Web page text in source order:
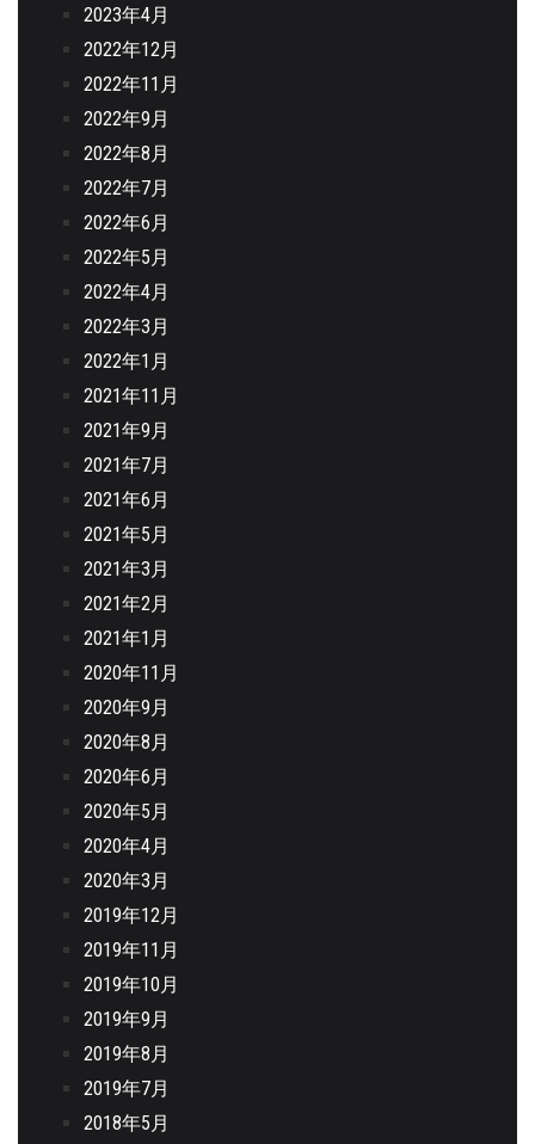
2023年4月
2022年12月
2022年11月
2022年9月
2022年8月
2022年7月
2022年6月
2022年5月
2022年4月
2022年3月
2022年1月
2021年11月
2021年9月
2021年7月
2021年6月
2021年5月
2021年3月
2021年2月
2021年1月
2020年11月
2020年9月
2020年8月
2020年6月
2020年5月
2020年4月
2020年3月
2019年12月
2019年11月
2019年10月
2019年9月
2019年8月
2019年7月
2018年5月